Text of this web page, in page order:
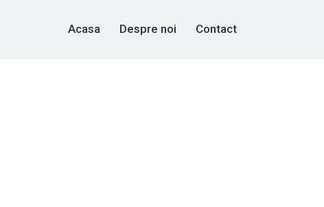
Acasa Despre noi Contact